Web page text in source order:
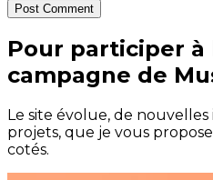
Post Comment
Pour participer à
campagne de
Le site évolue, de
projets, que je vous
cotés.